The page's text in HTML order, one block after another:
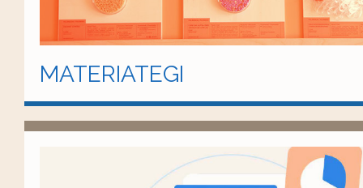
MATERIATEGI